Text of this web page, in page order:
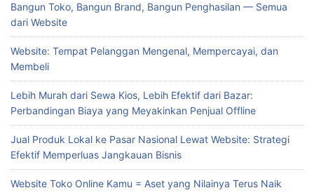
Bangun Toko, Bangun Brand, Bangun Penghasilan — Semua
dari Website
Website: Tempat Pelanggan Mengenal, Mempercayai, dan
Membeli
Lebih Murah dari Sewa Kios, Lebih Efektif dari Bazar:
Perbandingan Biaya yang Meyakinkan Penjual Offline
Jual Produk Lokal ke Pasar Nasional Lewat Website: Strategi
Efektif Memperluas Jangkauan Bisnis
Website Toko Online Kamu = Aset yang Nilainya Terus Naik